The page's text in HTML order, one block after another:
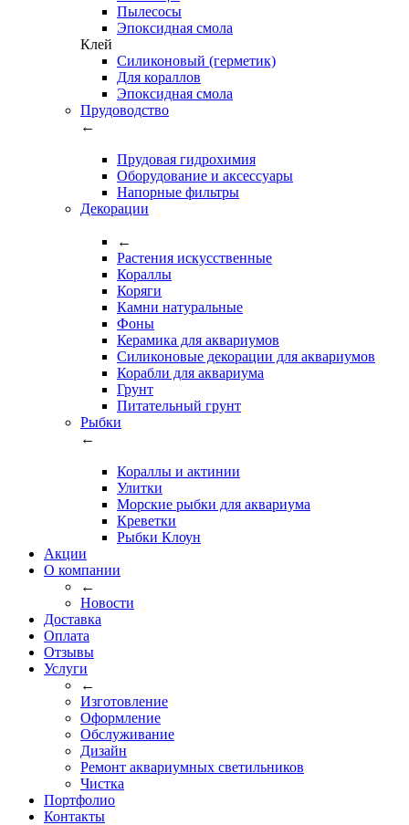
Пылесосы
Эпоксидная смола
Клей
Силиконовый (герметик)
Для кораллов
Эпоксидная смола
Прудоводство
←
Прудовая гидрохимия
Оборудование и аксессуары
Напорные фильтры
Декорации
←
Растения искусственные
Кораллы
Коряги
Камни натуральные
Фоны
Керамика для аквариумов
Силиконовые декорации для аквариумов
Корабли для аквариума
Грунт
Питательный грунт
Рыбки
←
Кораллы и актинии
Улитки
Морские рыбки для аквариума
Креветки
Рыбки Клоун
Акции
О компании
←
Новости
Доставка
Оплата
Отзывы
Услуги
←
Изготовление
Оформление
Обслуживание
Дизайн
Ремонт аквариумных светильников
Чистка
Портфолио
Контакты